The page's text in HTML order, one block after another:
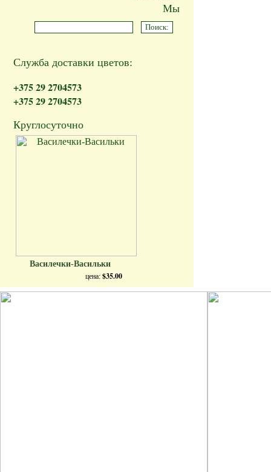
Мы
Служба доставки цветов:
+375 29 2704573
+375 29 2704573
Круглосуточно
Василечки-Васильки
цена: $35.00